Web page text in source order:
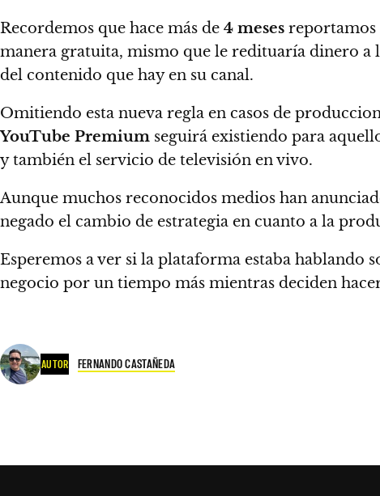
Recordemos que hace más de 4 meses reportamos
manera gratuita, mismo que le redituaría dinero a
del contenido que hay en su canal.
Omitiendo esta nueva regla en casos de
YouTube Premium seguirá existiendo para
y también el servicio de televisión en vivo.
Aunque muchos reconocidos medios han
negado el cambio de estrategia en cuanto a la
Esperemos a ver si la plataforma estaba
negocio por un tiempo más mientras deciden
AUTOR FERNANDO CASTAÑEDA